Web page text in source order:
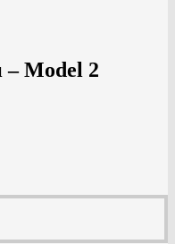
– Model 2